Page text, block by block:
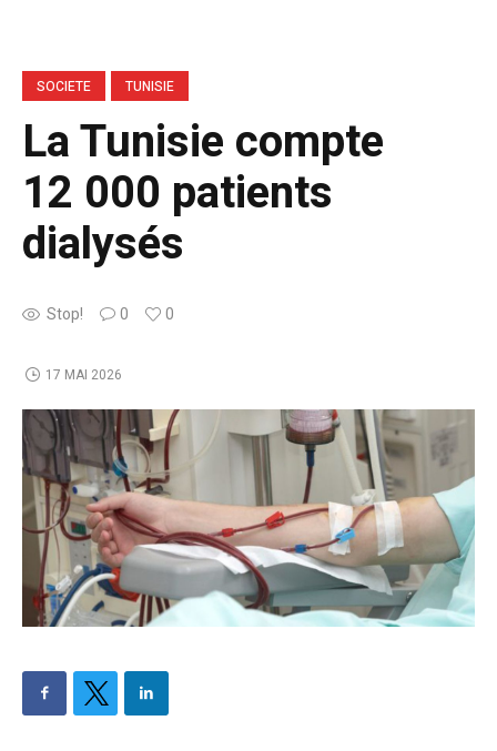
SOCIETE TUNISIE
La Tunisie compte
12 000 patients
dialysés
Stop! 0 0
17 MAI 2026